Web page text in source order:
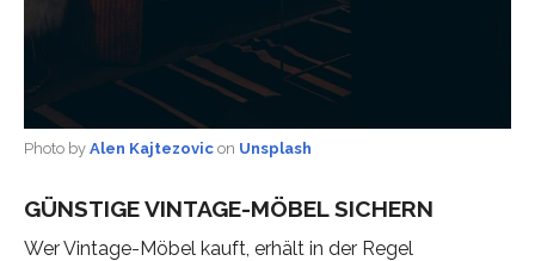
Photo by Alen Kajtezovicon Unsplash
GÜNSTIGE VINTAGE-MÖBEL SICHERN
Wer Vintage-Möbel kauft, erhält in der Regel